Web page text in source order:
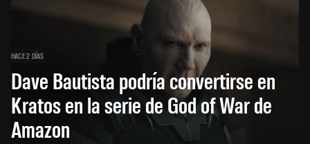
HACE 2 DÍAS
Dave Bautista podría convertirse en
Kratos en la serie de God of War de
Amazon